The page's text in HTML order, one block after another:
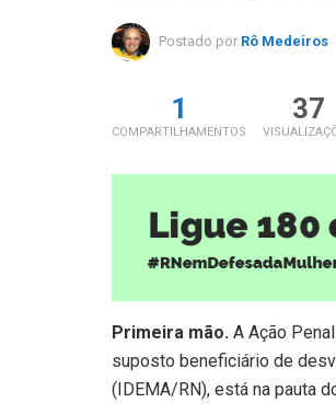
Postado por Rô Medeiros
1
COMPARTILHAMENTOS
37
Primeira mão. A Ação
suposto beneficiário de
(IDEMA/RN), está na pauta